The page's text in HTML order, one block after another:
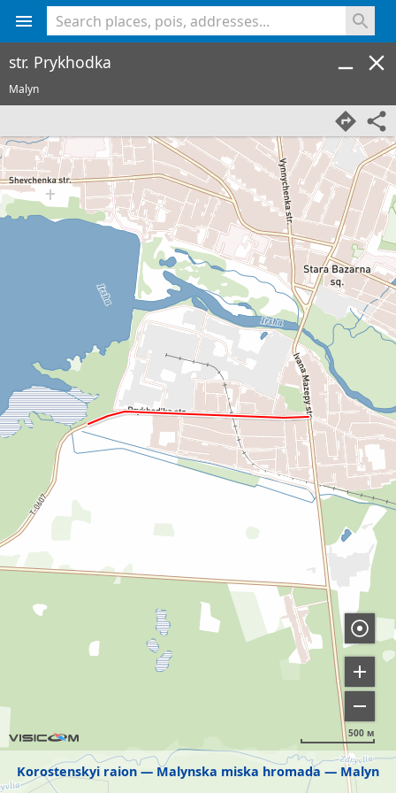
Korostenskyi raion Malynska miska hromada Malyn
500 м
str. Prykhodka
Malyn
<% console.log(hcard) %>